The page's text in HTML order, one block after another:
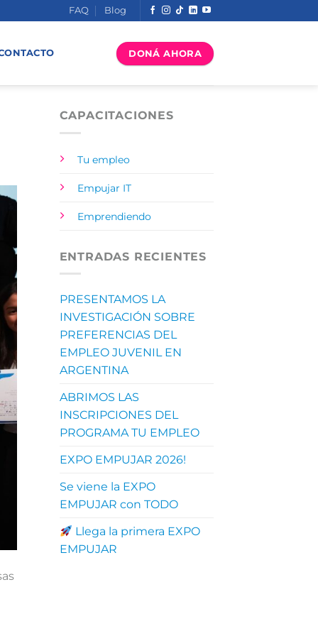
FAQ Blog
DONÁ AHORA
CAPACITACIONES
Tu empleo
Empujar IT
Emprendiendo
ENTRADAS RECIENTES
PRESENTAMOS LA
INVESTIGACIÓN SOBRE
PREFERENCIAS DEL
EMPLEO JUVENIL EN
ARGENTINA
ABRIMOS LAS
INSCRIPCIONES DEL
PROGRAMA TU EMPLEO
EXPO EMPUJAR 2026!
Se viene la EXPO
EMPUJAR con TODO
Llega la primera EXPO
EMPUJAR